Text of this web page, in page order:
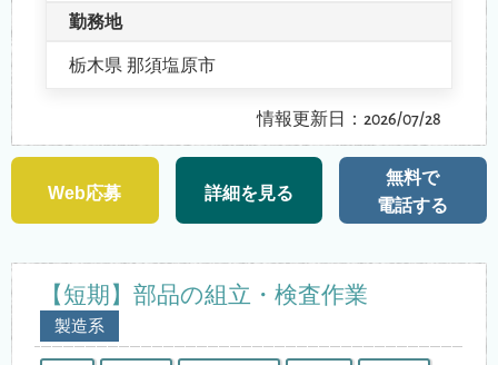
勤務地
栃木県 那須塩原市
情報更新日：2026/07/28
Web応募 詳細を見る
無料で
電話する
【短期】部品の組立・検査作業
製造系